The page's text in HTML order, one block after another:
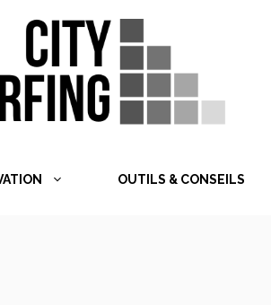
OUTILS & CONSEILS